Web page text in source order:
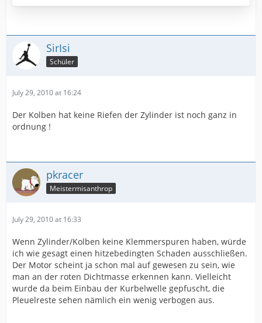
SirIsi
Schüler
July 29, 2010 at 16:24
Der Kolben hat keine Riefen der Zylinder ist noch ganz in
ordnung !
pkracer
Meistermisanthrop
July 29, 2010 at 16:33
Wenn Zylinder/Kolben keine Klemmerspuren haben, würde
ich wie gesagt einen hitzebedingten Schaden ausschließen.
Der Motor scheint ja schon mal auf gewesen zu sein, wie
man an der roten Dichtmasse erkennen kann. Vielleicht
wurde da beim Einbau der Kurbelwelle gepfuscht, die
Pleuelreste sehen nämlich ein wenig verbogen aus.